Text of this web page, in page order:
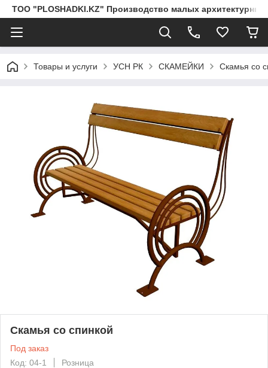
ТОО "PLOSHADKI.KZ" Производство малых
Товары и услуги УСН РК СКАМЕЙКИ Скамья со
Скамья со спинкой
Под заказ
Код: 04-1
Розница